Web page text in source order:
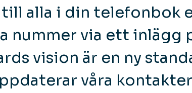
till alla i din telefonbok
nummer via ett inlägg
vision är en ny
våra